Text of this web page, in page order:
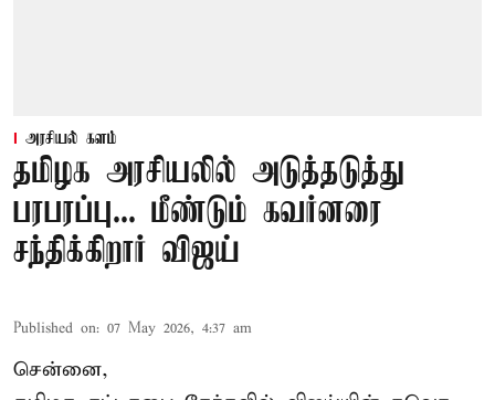
அரசியல் களம்
தமிழக அரசியலில் அடுத்தடுத்து
பரபரப்பு... மீண்டும் கவர்னரை
சந்திக்கிறார் விஜய்
Published on: 07 May 2026, 4:37 am
சென்னை,